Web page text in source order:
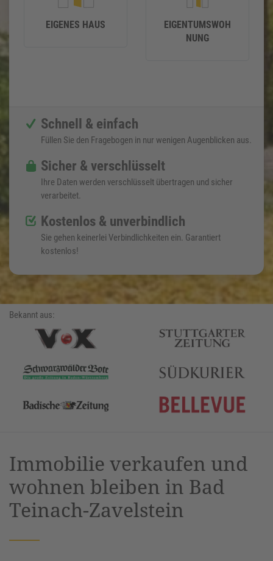
EIGENES HAUS
EIGENTUMSWOH
NUNG
Schnell & einfach
Füllen Sie den Fragebogen in nur wenigen Augenblicken aus.
Sicher & verschlüsselt
Ihre Daten werden verschlüsselt übertragen und sicher
verarbeitet.
Kostenlos & unverbindlich
Sie gehen keinerlei Verbindlichkeiten ein. Garantiert
kostenlos!
Bekannt aus:
Immobilie verkaufen und
wohnen bleiben in Bad
Teinach-Zavelstein